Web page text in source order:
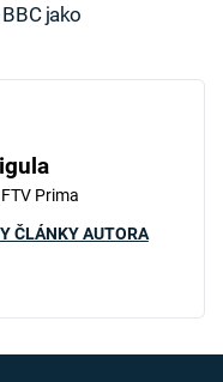
jako
Prima
ČLÁNKY AUTORA